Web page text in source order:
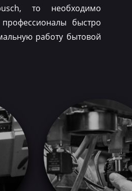
то необходимо
быстро
работу бытовой